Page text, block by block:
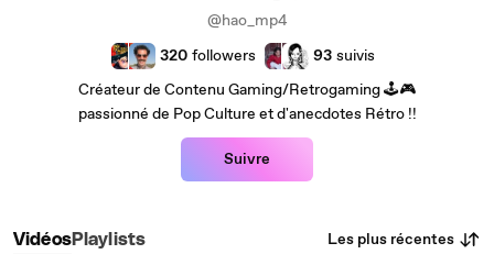
@hao_mp4
320 followers 93 suivis
Créateur de Contenu Gaming/Retrogaming 🕹🎮
passionné de Pop Culture et d'anecdotes Rétro !!
Suivre
VidéosPlaylists Les plus récentes